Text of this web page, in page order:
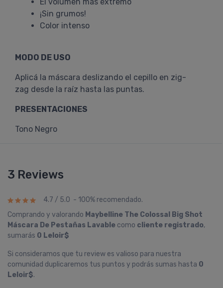
¡Sin grumos!
Color intenso
MODO DE USO
Aplicá la máscara deslizando el cepillo en zig-
zag desde la raíz hasta las puntas.
PRESENTACIONES
Tono Negro
3 Reviews
4.7 / 5.0 - 100% recomendado.
Comprando y valorando Maybelline The Colossal Big Shot
Máscara De Pestañas Lavable como cliente registrado,
sumarás 0 Leloir$
Si consideramos que tu review es valioso para nuestra
comunidad duplicaremos tus puntos y podrás sumas hasta 0
Leloir$.